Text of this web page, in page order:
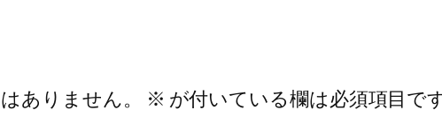
ありません。
※ が付いている欄は必須項目で